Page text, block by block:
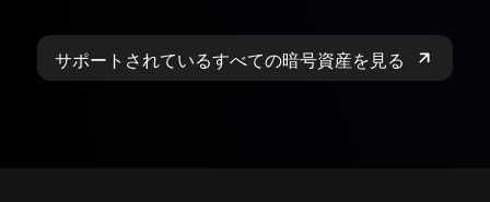
サポートされているすべての暗号資産を見る